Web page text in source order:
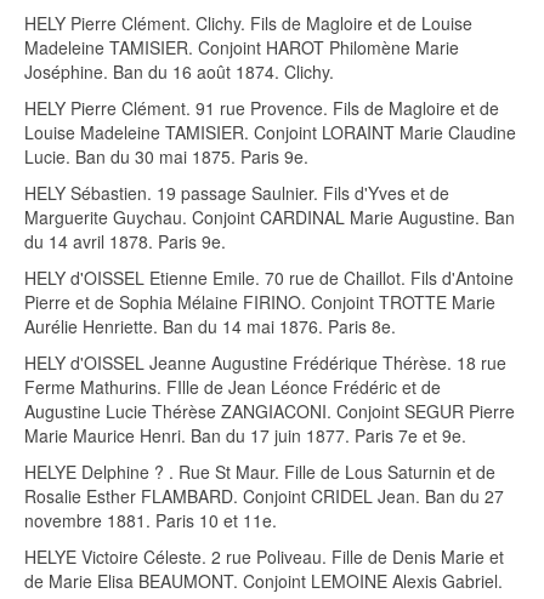
HELY Pierre Clément. Clichy. Fils de Magloire et de Louise
Madeleine TAMISIER. Conjoint HAROT Philomène Marie
Joséphine. Ban du 16 août 1874. Clichy.
HELY Pierre Clément. 91 rue Provence. Fils de Magloire et de
Louise Madeleine TAMISIER. Conjoint LORAINT Marie Claudine
Lucie. Ban du 30 mai 1875. Paris 9e.
HELY Sébastien. 19 passage Saulnier. Fils d'Yves et de
Marguerite Guychau. Conjoint CARDINAL Marie Augustine. Ban
du 14 avril 1878. Paris 9e.
HELY d'OISSEL Etienne Emile. 70 rue de Chaillot. Fils d'Antoine
Pierre et de Sophia Mélaine FIRINO. Conjoint TROTTE Marie
Aurélie Henriette. Ban du 14 mai 1876. Paris 8e.
HELY d'OISSEL Jeanne Augustine Frédérique Thérèse. 18 rue
Ferme Mathurins. FIlle de Jean Léonce Frédéric et de
Augustine Lucie Thérèse ZANGIACONI. Conjoint SEGUR Pierre
Marie Maurice Henri. Ban du 17 juin 1877. Paris 7e et 9e.
HELYE Delphine ? . Rue St Maur. Fille de Lous Saturnin et de
Rosalie Esther FLAMBARD. Conjoint CRIDEL Jean. Ban du 27
novembre 1881. Paris 10 et 11e.
HELYE Victoire Céleste. 2 rue Poliveau. Fille de Denis Marie et
de Marie Elisa BEAUMONT. Conjoint LEMOINE Alexis Gabriel.